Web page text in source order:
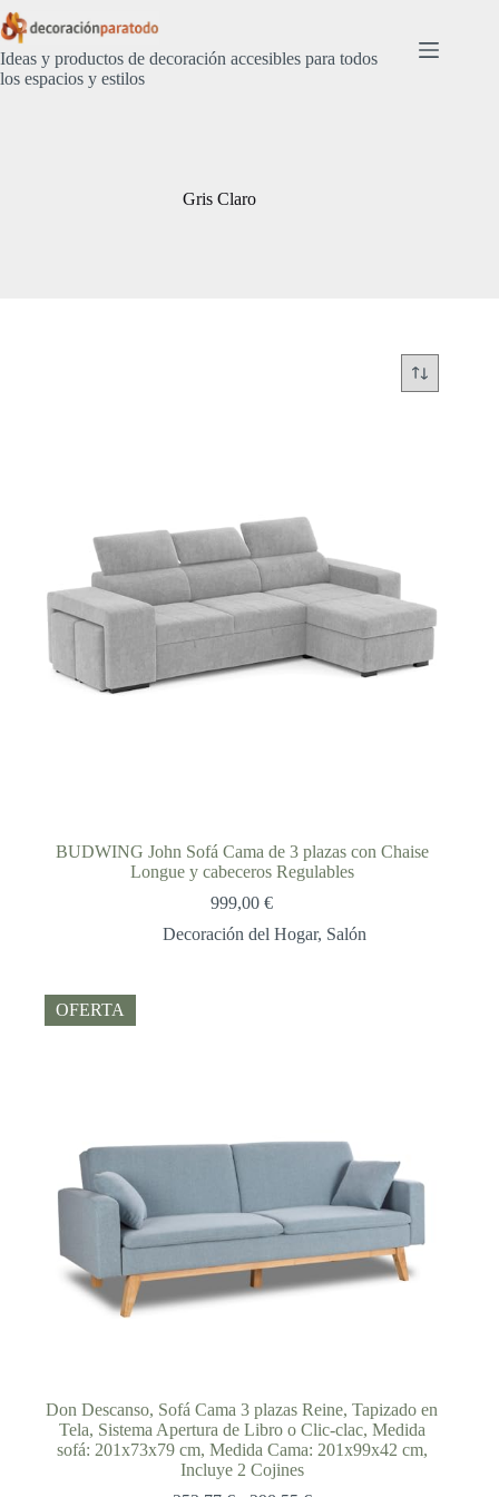
Saltar
al
contenido
Ideas y productos de decoración accesibles para todos
los espacios y estilos
Gris Claro
BUDWING John Sofá Cama de 3 plazas con Chaise
Longue y cabeceros Regulables
999,00€
Decoración del Hogar, Salón
OFERTA
Don Descanso, Sofá Cama 3 plazas Reine, Tapizado en
Tela, Sistema Apertura de Libro o Clic-clac, Medida
sofá: 201x73x79 cm, Medida Cama: 201x99x42 cm,
Incluye 2 Cojines